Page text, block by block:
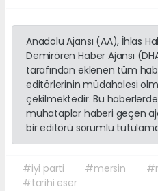
Anadolu Ajansı (AA), İhlas
Demirören Haber Ajansı
tarafından eklenen tüm
editörlerinin müdahalesi
çekilmektedir. Bu
muhataplar haberi geçen
bir editörü sorumlu
#iyi parti #mersin
#tarihi eser